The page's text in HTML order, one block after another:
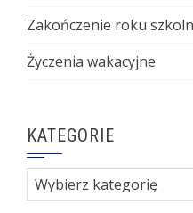
Zakończenie roku
Życzenia wakacyjne
KATEGORIE
Kategorie